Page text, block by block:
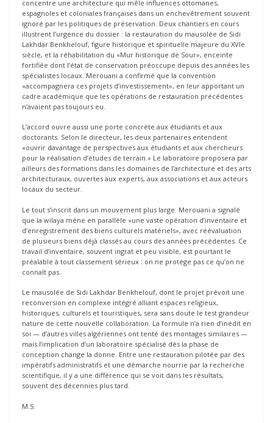
concentre une architecture qui mêle influences ottomanes,
espagnoles et coloniales françaises dans un enchevêtrement souvent
ignoré par les politiques de préservation. Deux chantiers en cours
illustrent l’urgence du dossier : la restauration du mausolée de Sidi
Lakhdar Benkhelouf, figure historique et spirituelle majeure du XVIe
siècle, et la réhabilitation du «Mur historique de Sour», enceinte
fortifiée dont l’état de conservation préoccupe depuis des années les
spécialistes locaux. Merouani a confirmé que la convention
«accompagnera ces projets d’investissement», en leur apportant un
cadre académique que les opérations de restauration précédentes
n’avaient pas toujours eu.
L’accord ouvre aussi une porte concrète aux étudiants et aux
doctorants. Selon le directeur, les deux partenaires entendent
«ouvrir davantage de perspectives aux étudiants et aux chercheurs
pour la réalisation d’études de terrain.» Le laboratoire proposera par
ailleurs des formations dans les domaines de l’architecture et des arts
architecturaux, ouvertes aux experts, aux associations et aux acteurs
locaux du secteur.
Le tout s’inscrit dans un mouvement plus large. Merouani a signalé
que la wilaya mène en parallèle «une vaste opération d’inventaire et
d’enregistrement des biens culturels matériels», avec réévaluation
de plusieurs biens déjà classés au cours des années précédentes. Ce
travail d’inventaire, souvent ingrat et peu visible, est pourtant le
préalable à tout classement sérieux : on ne protège pas ce qu’on ne
connaît pas.
Le mausolée de Sidi Lakhdar Benkhelouf, dont le projet prévoit une
reconversion en complexe intégré alliant espaces religieux,
historiques, culturels et touristiques, sera sans doute le test grandeur
nature de cette nouvelle collaboration. La formule n’a rien d’inédit en
soi — d’autres villes algériennes ont tenté des montages similaires —
mais l’implication d’un laboratoire spécialisé dès la phase de
conception change la donne. Entre une restauration pilotée par des
impératifs administratifs et une démarche nourrie par la recherche
scientifique, il y a une différence qui se voit dans les résultats,
souvent des décennies plus tard.
M.S.